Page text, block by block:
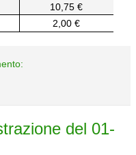
10,75 €
2,00 €
del 01-